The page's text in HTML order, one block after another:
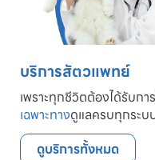
บริการสัตวแพทย์
เพราะทุกชีวิตต้องได้รับกา
เฉพาะทางดูแลครบทุกระบ
ดูบริการทั้งหมด